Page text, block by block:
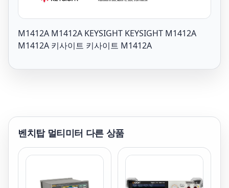
M1412A M1412A KEYSIGHT KEYSIGHT M1412A
M1412A 키사이트 키사이트 M1412A
벤치탑 멀티미터 다른 상품